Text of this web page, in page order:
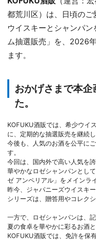
都荒川区）は、日頃の
ウイスキーとシャンパ
ム抽選販売」を、2026
ます。
おかげさまで本
た。
KOFUKU酒販では、希少ウイ
に、定期的な抽選販売を継続し
今後も、人気のお酒を公平に
す。
今回は、国内外で高い人気を
華やかなロゼシャンパンとし
ゼ アンペリアル」をメインラ
昨今、ジャパニーズウイスキ
シリーズは、贈答用やコレク
一方で、ロゼシャンパンは、
夏の食卓を華やかに彩るお酒
KOFUKU酒販では、免許を保